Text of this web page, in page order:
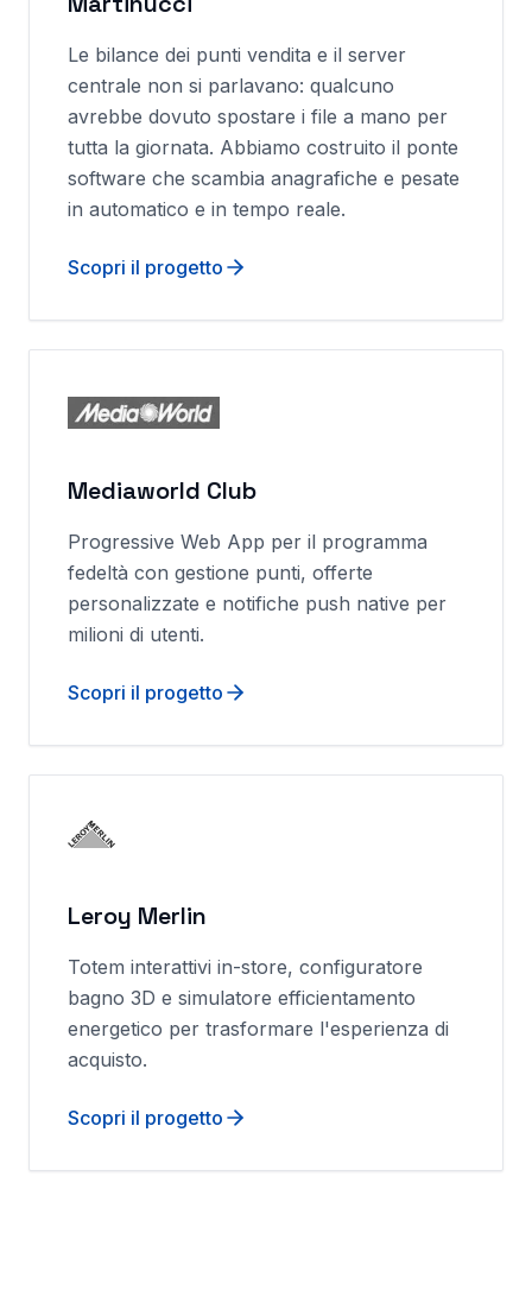
Le bilance dei punti vendita e il server
centrale non si parlavano: qualcuno
avrebbe dovuto spostare i file a mano per
tutta la giornata. Abbiamo costruito il ponte
software che scambia anagrafiche e pesate
in automatico e in tempo reale.
Scopri il progetto
Mediaworld Club
Progressive Web App per il programma
fedeltà con gestione punti, offerte
personalizzate e notifiche push native per
milioni di utenti.
Scopri il progetto
Leroy Merlin
Totem interattivi in-store, configuratore
bagno 3D e simulatore efficientamento
energetico per trasformare l'esperienza di
acquisto.
Scopri il progetto